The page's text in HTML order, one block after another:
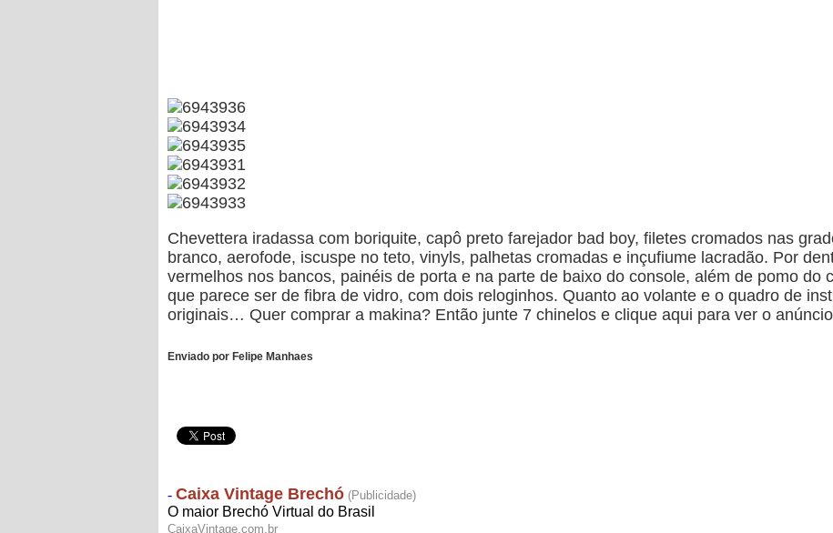
Chevettera iradassa com boriquite, capô preto farejador bad boy, filetes cromados nas
branco, aerofode, iscuspe no teto, vinyls, palhetas cromadas e inçufiume lacradão. Por
vermelhos nos bancos, painéis de porta e na parte de baixo do console, além de pomo do
que parece ser de fibra de vidro, com dois reloginhos. Quanto ao volante e o quadro de
originais… Quer comprar a makina? Então junte 7 chinelos e clique aqui para ver o
Enviado por Felipe Manhaes